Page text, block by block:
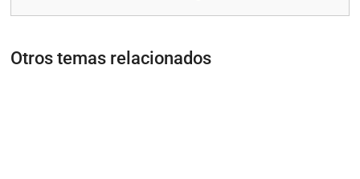
Otros temas relacionados